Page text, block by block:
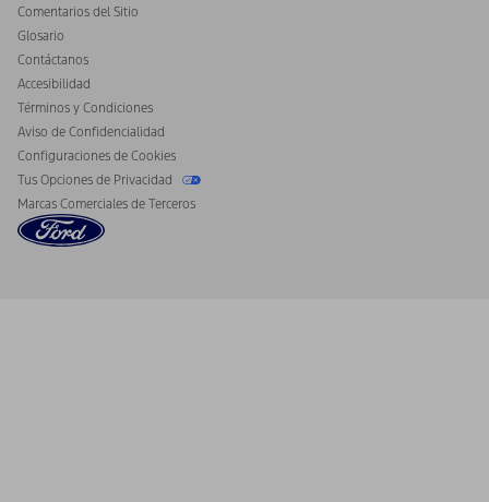
Comentarios del Sitio
Glosario
Contáctanos
Accesibilidad
Términos y Condiciones
Aviso de Confidencialidad
Configuraciones de Cookies
Tus Opciones de Privacidad
Marcas Comerciales de Terceros